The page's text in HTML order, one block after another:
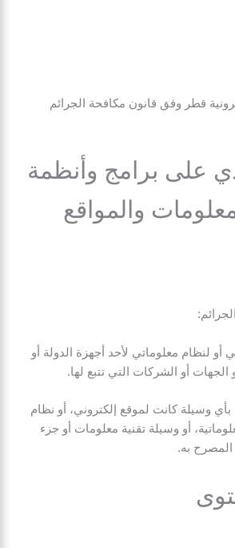
قطر وفق قانون مكافحة الجرائم
على برامج وأنظمة
والمواقع
أو لنظام معلوماتي لأحد أجهزة الدولة أو
الجهات أو الشركات التي تتبع لها.
وسيلة كانت لموقع إلكتروني، أو نظام
أو وسيلة تقنية معلومات أو جزء
المصرح به.